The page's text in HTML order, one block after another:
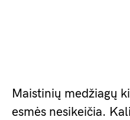
Maistinių medžiagų
esmės nesikeičia.